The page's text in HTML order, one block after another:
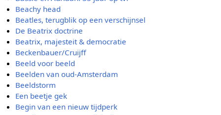
Beachy head
Beatles, terugblik op een verschijnsel
De Beatrix doctrine
Beatrix, majesteit & democratie
Beckenbauer/Cruijff
Beeld voor beeld
Beelden van oud-Amsterdam
Beeldstorm
Een beetje gek
Begin van een nieuw tijdperk